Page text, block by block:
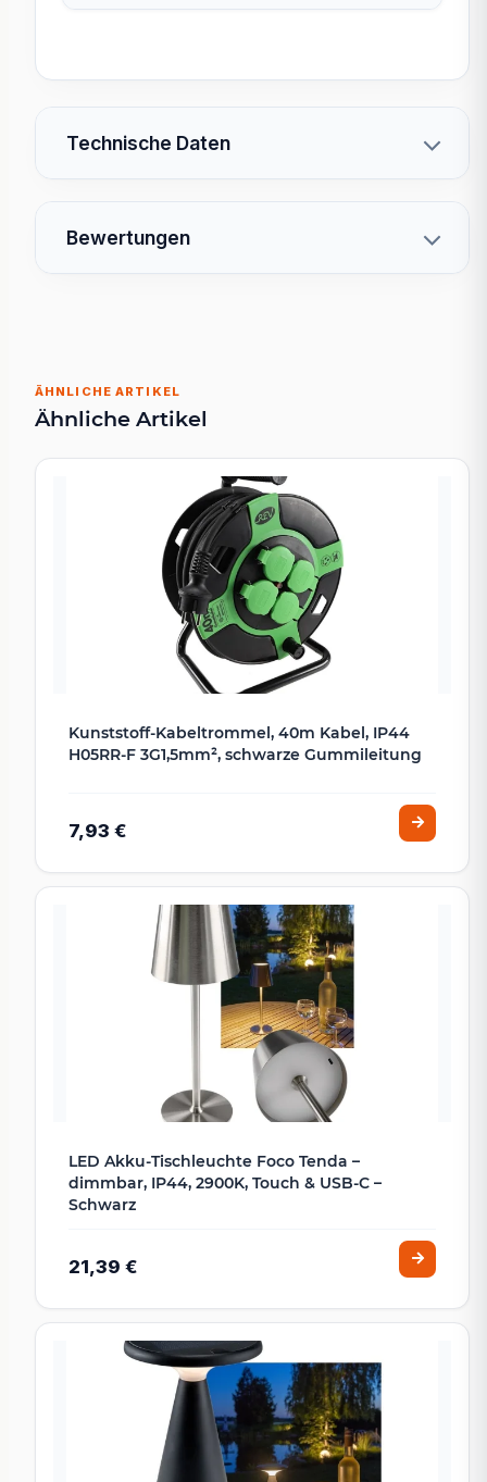
Technische Daten
Bewertungen
ÄHNLICHE ARTIKEL
Ähnliche Artikel
Kunststoff-Kabeltrommel, 40m Kabel, IP44
H05RR-F 3G1,5mm², schwarze Gummileitung
7,93 €
LED Akku-Tischleuchte Foco Tenda –
dimmbar, IP44, 2900K, Touch & USB-C –
Schwarz
21,39 €